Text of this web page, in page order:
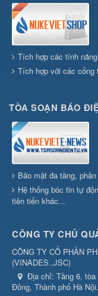
Tích hợp các tính
Tích hợp với các cổng
TÒA SOẠN BÁO
Bảo mật đa tầng,
Hệ thống bóc tin tự
tiên tiến khác...
CÔNG TY CHỦ
CÔNG TY CỔ PHẦN
(VINADES.,JSC)
Địa chỉ: Tầng 6,
Đông, Thành phố Hà Nội.